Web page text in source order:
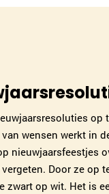
op
wensen werkt in
nieuwjaarsfeestjes
Door ze op
zwart op wit. Het is